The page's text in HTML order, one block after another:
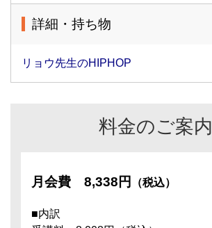
詳細・持ち物
リョウ先生のHIPHOP
料金のご案内
月会費 8,338円 （税込）
■内訳